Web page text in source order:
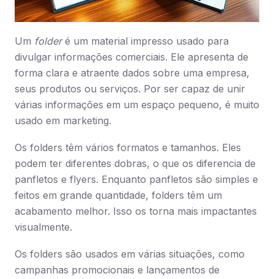
Um folderé um material impresso usado para
divulgar informações comerciais. Ele apresenta de
forma clara e atraente dados sobre uma empresa,
seus produtos ou serviços. Por ser capaz de unir
várias informações em um espaço pequeno, é muito
usado em marketing.
Os folders têm vários formatos e tamanhos. Eles
podem ter diferentes dobras, o que os diferencia de
panfletos e flyers. Enquanto panfletos são simples e
feitos em grande quantidade, folders têm um
acabamento melhor. Isso os torna mais impactantes
visualmente.
Os folders são usados em várias situações, como
campanhas promocionais e lançamentos de